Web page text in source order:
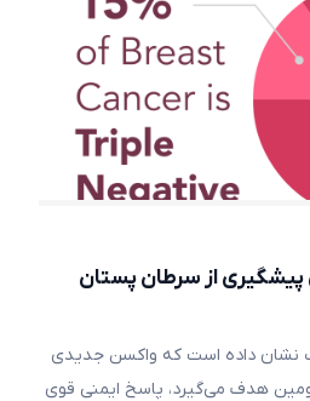
پیشگیری از سرطان پستان
نشان داده است که واکسن جدیدی
هدف می‌گیرد، پاسخ ایمنی قوی